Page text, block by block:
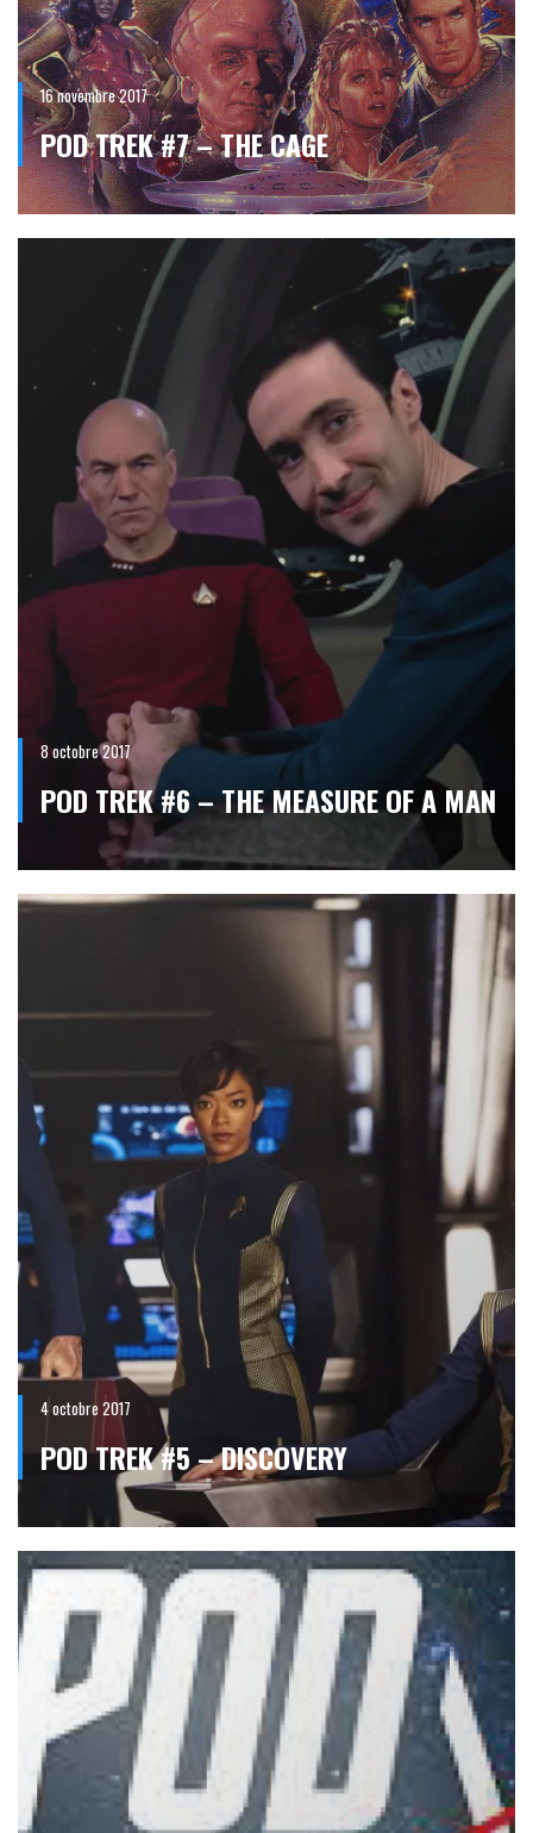
16 novembre 2017
POD TREK #7 – THE CAGE
8 octobre 2017
POD TREK #6 – THE MEASURE OF A MAN
4 octobre 2017
POD TREK #5 – DISCOVERY